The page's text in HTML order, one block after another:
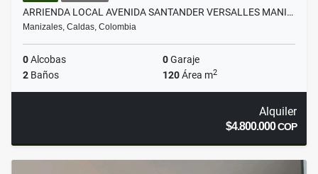
ARRIENDA LOCAL AVENIDA SANTANDER VERSALLES MANI…
Manizales, Caldas, Colombia
0Alcobas 0Garaje
2 Baños 120Área m2
Alquiler
$4.800.000COP